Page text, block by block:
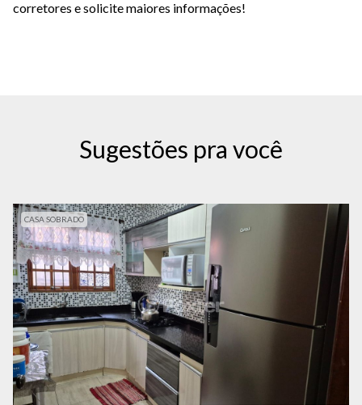
corretores e solicite maiores informações!
Sugestões pra você
CASA SOBRADO